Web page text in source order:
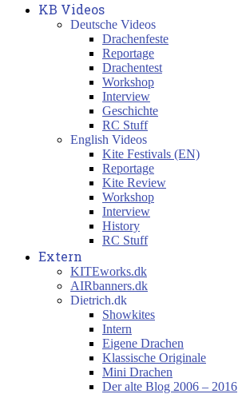
KB Videos
Deutsche Videos
Drachenfeste
Reportage
Drachentest
Workshop
Interview
Geschichte
RC Stuff
English Videos
Kite Festivals (EN)
Reportage
Kite Review
Workshop
Interview
History
RC Stuff
Extern
KITEworks.dk
AIRbanners.dk
Dietrich.dk
Showkites
Intern
Eigene Drachen
Klassische Originale
Mini Drachen
Der alte Blog 2006 – 2016